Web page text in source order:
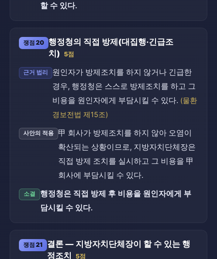
할 수 있다.
쟁점 20
행정청의 직접 방제(대집행·긴급조
치) 5점
근거 법리
원인자가 방제조치를 하지 않거나 긴급한
경우, 행정청은 스스로 방제조치를 하고 그
비용을 원인자에게 부담시킬 수 있다. (물환
경보전법 제15조)
사안의 적용
甲 회사가 방제조치를 하지 않아 오염이
확산되는 상황이므로, 지방자치단체장은
직접 방제 조치를 실시하고 그 비용을 甲
회사에 부담시킬 수 있다.
소결
행정청은 직접 방제 후 비용을 원인자에게 부
담시킬 수 있다.
쟁점 21
결론 — 지방자치단체장이 할 수 있는 행
정조치
5점